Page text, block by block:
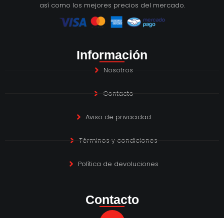
así como los mejores precios del mercado.
Información
Nosotros
Contacto
Aviso de privacidad
Términos y condiciones
Política de devoluciones
Contacto